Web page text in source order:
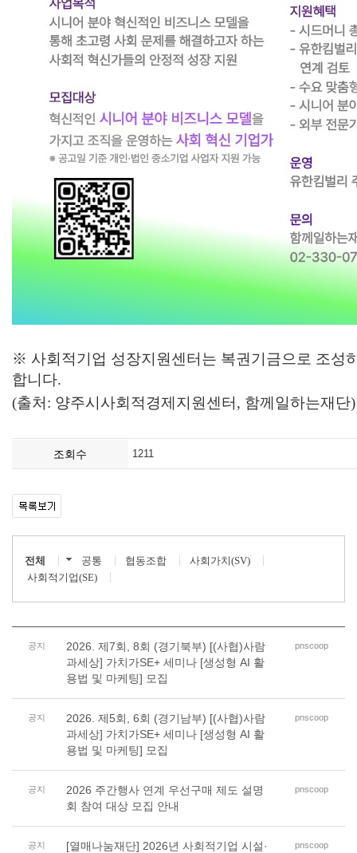
※ 사회적기업 성장지원센터는 복권기금으로 조성
합니다.
(출처: 양주시사회적경제지원센터, 함께일하는재단)
조회수 1211
전체 공통 협동조합
사회가치(SV)
사회적기업(SE)
공지
2026. 제7회, 8회 (경기북부) [(사협)사람
과세상] 가치가SE+ 세미나 [생성형 AI 활
용법 및 마케팅] 모집
pnscoop
공지
2026. 제5회, 6회 (경기남부) [(사협)사람
과세상] 가치가SE+ 세미나 [생성형 AI 활
용법 및 마케팅] 모집
pnscoop
공지
2026 주간행사 연계 우선구매 제도 설명
회 참여 대상 모집 안내
pnscoop
공지
[열매나눔재단] 2026년 사회적기업 시설·
pnscoop